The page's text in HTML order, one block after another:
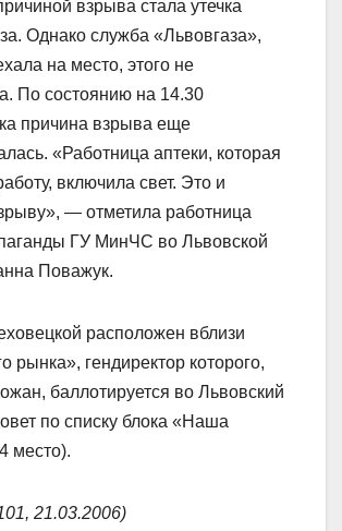
взрыва стала утечка
Однако служба «Львовгаза»,
на место, этого не
По состоянию на 14.30
причина взрыва еще
«Работница аптеки, которая
включила свет. Это и
— отметила работница
ГУ МинЧС во Львовской
Поважук.
расположен вблизи
рынка», гендиректор которого,
баллотируется во Львовский
по списку блока «Наша
место).
21.03.2006)